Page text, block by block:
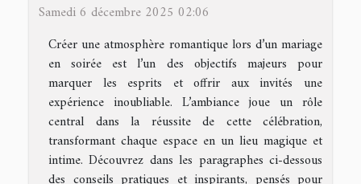
Samedi 6 décembre 2025 02:06
Créer une atmosphère romantique lors d’un mariage
en soirée est l’un des objectifs majeurs pour
marquer les esprits et offrir aux invités une
expérience inoubliable. L’ambiance joue un rôle
central dans la réussite de cette célébration,
transformant chaque espace en un lieu magique et
intime. Découvrez dans les paragraphes ci-dessous